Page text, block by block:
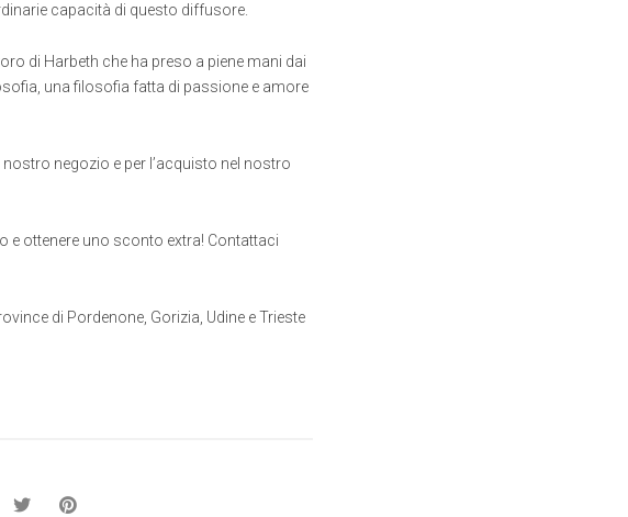
capacità di questo diffusore.
di Harbeth che ha preso a piene mani dai
una filosofia fatta di passione e amore
negozio e per l’acquisto nel nostro
e ottenere uno sconto extra! Contattaci
di Pordenone, Gorizia, Udine e Trieste